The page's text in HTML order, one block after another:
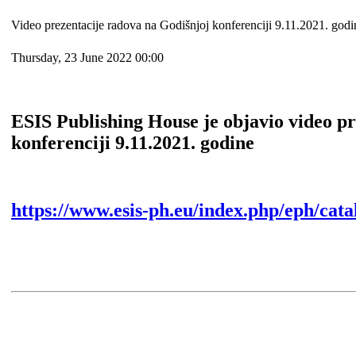
Video prezentacije radova na Godišnjoj konferenciji 9.11.2021.
Thursday, 23 June 2022 00:00
ESIS Publishing House je objavio video
konferenciji 9.11.2021. godine
https://www.esis-ph.eu/index.php/eph/